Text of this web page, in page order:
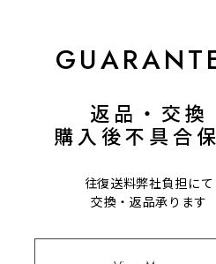
返品・交換
購入後不具合
往復送料弊社負担にて
交換・返品承ります